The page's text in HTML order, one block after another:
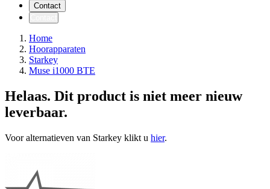
Contact
Home
Hoorapparaten
Starkey
Muse i1000 BTE
Helaas. Dit product is niet meer nieuw
leverbaar.
Voor alternatieven van Starkey klikt u hier.